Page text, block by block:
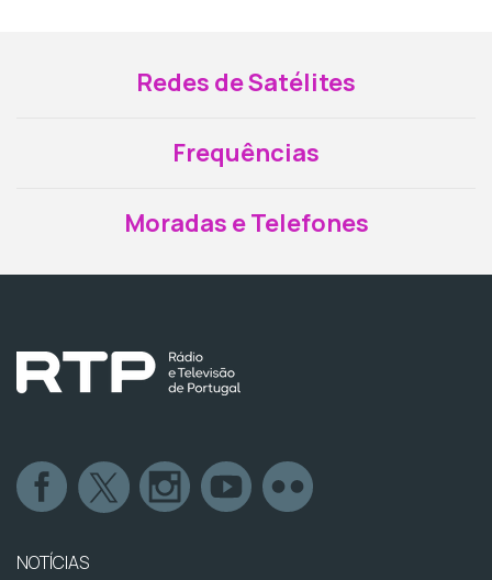
Redes de Satélites
Frequências
Moradas e Telefones
NOTÍCIAS